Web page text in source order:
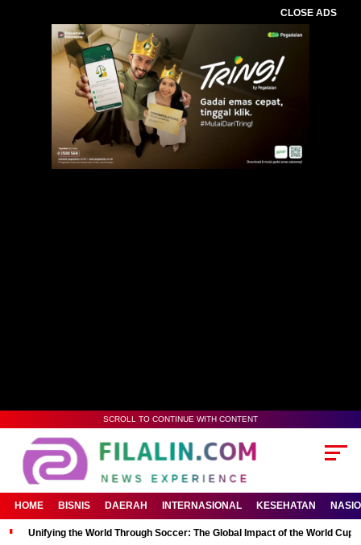
CLOSE ADS
SCROLL TO CONTINUE WITH CONTENT
HOME BISNIS DAERAH INTERNASIONAL KESEHATAN
Unifying the World Through Soccer: The Global Impact of the World Cup